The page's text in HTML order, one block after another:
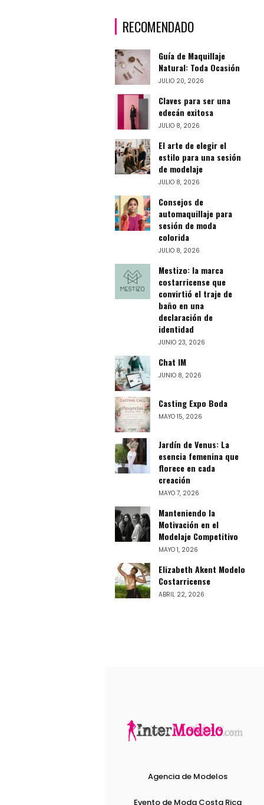
RECOMENDADO
Guía de Maquillaje
Natural: Toda Ocasión
JULIO 20, 2026
Claves para ser una
edecán exitosa
JULIO 8, 2026
El arte de elegir el
estilo para una sesión
de modelaje
JULIO 8, 2026
Consejos de
automaquillaje para
sesión de moda
colorida
JULIO 8, 2026
Mestizo: la marca
costarricense que
convirtió el traje de
baño en una
declaración de
identidad
JUNIO 23, 2026
Chat IM
JUNIO 8, 2026
Casting Expo Boda
MAYO 15, 2026
Jardín de Venus: La
esencia femenina que
florece en cada
creación
MAYO 7, 2026
Manteniendo la
Motivación en el
Modelaje Competitivo
MAYO 1, 2026
Elizabeth Akent Modelo
Costarricense
ABRIL 22, 2026
Agencia de Modelos
Evento de Moda Costa Rica